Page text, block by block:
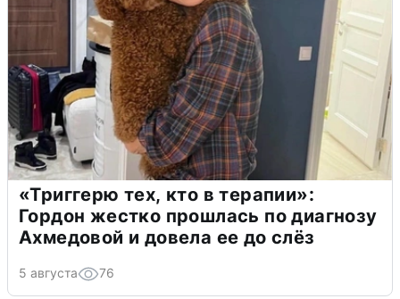
«Триггерю тех, кто в терапии»:
Гордон жестко прошлась по диагнозу
Ахмедовой и довела ее до слёз
5 августа 76